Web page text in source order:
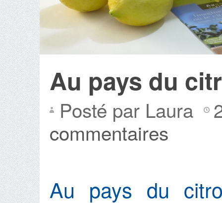
Au pays du
Posté par Laura
commentaires
Au pays du